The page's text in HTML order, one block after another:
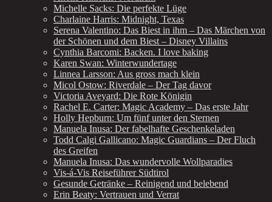
Michelle Sacks: Die perfekte Lüge
Charlaine Harris: Midnight, Texas
Serena Valentino: Das Biest in ihm – Das Märchen von
der Schönen und dem Biest – Disney Villains
Cynthia Barcomi: Backen. I love baking
Karen Swan: Winterwundertage
Linnea Larsson: Aus gross mach klein
Micol Ostow: Riverdale – Der Tag davor
Victoria Aveyard: Die Rote Königin
Rachel E. Carter: Magic Academy – Das erste Jahr
Holly Hepburn: Um fünf unter den Sternen
Manuela Inusa: Der fabelhafte Geschenkeladen
Todd Calgi Gallicano: Magic Guardians – Der Fluch
des Greifen
Manuela Inusa: Das wundervolle Wollparadies
Vis-á-Vis Reiseführer Südtirol
Gesunde Getränke – Reinigend und belebend
Erin Beaty: Vertrauen und Verrat